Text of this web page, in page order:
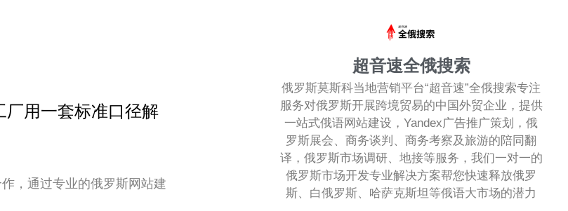
厂用一套标准口径解
，通过专业的俄罗斯网站建
超音速全俄搜索
俄罗斯莫斯科当地营销平台“超音速”全俄搜索专注
服务对俄罗斯开展跨境贸易的中国外贸企业，提供
一站式俄语网站建设，Yandex广告推广策划，俄
罗斯展会、商务谈判、商务考察及旅游的陪同翻
译，俄罗斯市场调研、地接等服务，我们一对一的
俄罗斯市场开发专业解决方案帮您快速释放俄罗
斯、白俄罗斯、哈萨克斯坦等俄语大市场的潜力